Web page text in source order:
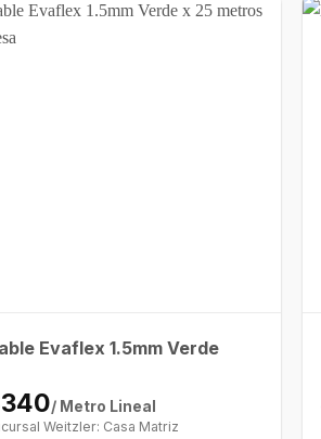
Evaflex 1.5mm Verde
/ Metro Lineal
Weitzler: Casa Matriz